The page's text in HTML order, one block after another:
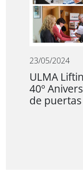
23/05/2024
ULMA
40º
de